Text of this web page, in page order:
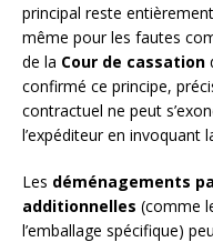
principal reste
même pour les fautes
de la Cour de cassation
confirmé ce principe,
contractuel ne peut
l’expéditeur en invoquant
Les déménagements
additionnelles (comme
l’emballage spécifique)